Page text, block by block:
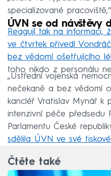
specializované
ÚVN se od návštěvy
Reagují tak na informaci,
ve čtvrtek přivedl
bez vědomí ošetřujícího
toho nikdo z personálu
„Ústřední vojenská
nečekaně a bez vědomí
kancléř Vratislav Mynář k
intenzivní péče předsedu
Parlamentu České
sdělila ÚVN ve své
Čtěte také